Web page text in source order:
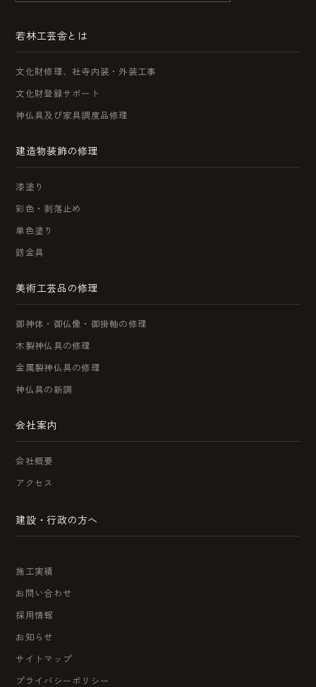
若林工芸舎とは
文化財修理、社寺内装・外装工事
文化財登録サポート
神仏具及び家具調度品修理
建造物装飾の修理
漆塗り
彩色・剥落止め
単色塗り
錺金具
美術工芸品の修理
御神体・御仏像・御掛軸の修理
木製神仏具の修理
金属製神仏具の修理
神仏具の新調
会社案内
会社概要
アクセス
建設・行政の方へ
施工実績
お問い合わせ
採用情報
お知らせ
サイトマップ
プライバシーポリシー